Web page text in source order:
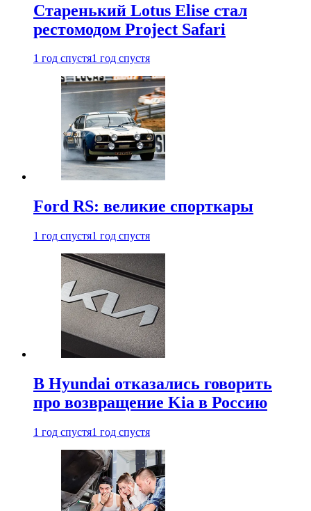
Старенький Lotus Elise стал
рестомодом Project Safari
1 год спустя1 год спустя
Ford RS: великие спорткары
1 год спустя1 год спустя
В Hyundai отказались говорить
про возвращение Kia в Россию
1 год спустя1 год спустя